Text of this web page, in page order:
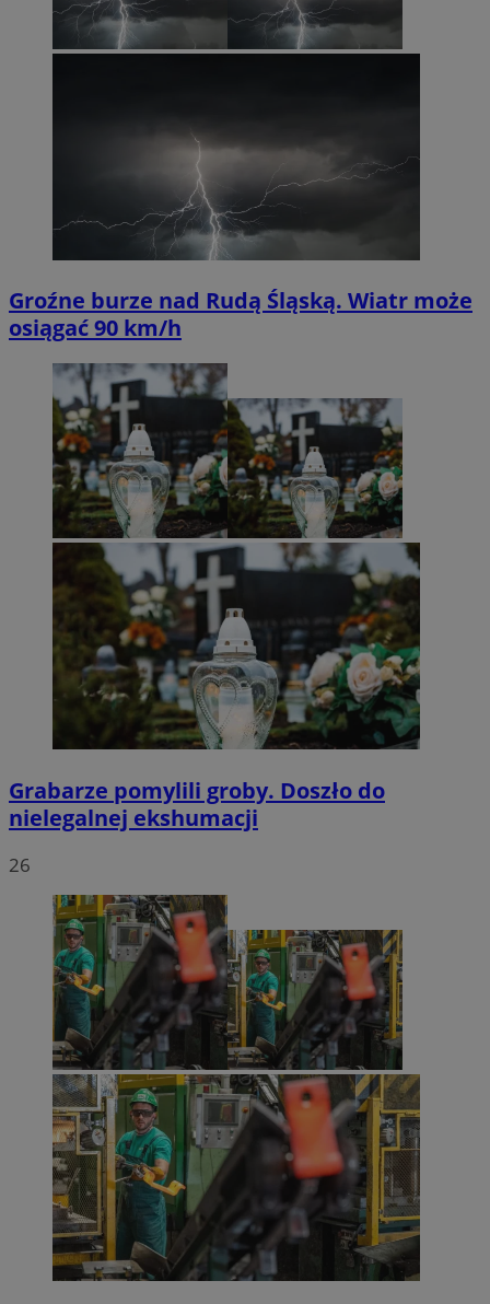
Groźne burze nad Rudą Śląską. Wiatr może
osiągać 90 km/h
Grabarze pomylili groby. Doszło do
nielegalnej ekshumacji
26